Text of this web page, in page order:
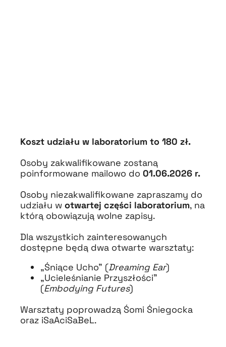
Koszt udziału w laboratorium to 180 zł.
Osoby zakwalifikowane zostaną
poinformowane mailowo do 01.06.2026 r.
Osoby niezakwalifikowane zapraszamy do
udziału w otwartej części laboratorium, na
którą obowiązują wolne zapisy.
Dla wszystkich zainteresowanych
dostępne będą dwa otwarte warsztaty:
„Śniące Ucho” (Dreaming Ear)
„Ucieleśnianie Przyszłości”
(Embodying Futures)
Warsztaty poprowadzą Śomi Śniegocka
oraz iSaAciSaBeL.